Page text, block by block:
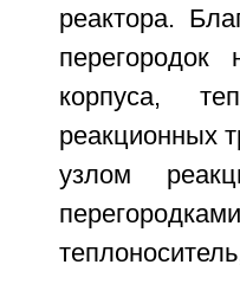
реактора.
корпуса,
реакционных
узлом